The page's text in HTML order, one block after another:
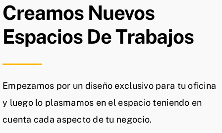
Creamos Nuevos
Espacios De Trabajos
Empezamos por un diseño exclusivo para tu oficina
y luego lo plasmamos en el espacio teniendo en
cuenta cada aspecto de tu negocio.